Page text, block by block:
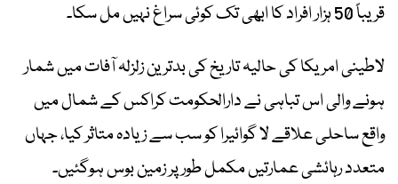
قریباً 50 ہزار افراد کا ابھی تک کوئی سراغ نہیں مل سکا۔
لاطینی امریکا کی حالیہ تاریخ کی بدترین زلزلہ آفات میں شمار
ہونے والی اس تباہی نے دارالحکومت کراکس کے شمال میں
واقع ساحلی علاقے لا گوائیرا کو سب سے زیادہ متاثر کیا، جہاں
متعدد رہائشی عمارتیں مکمل طور پر زمین بوس ہوگئیں۔